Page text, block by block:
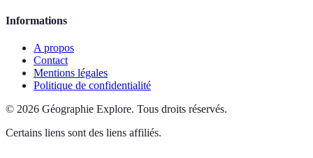
Informations
A propos
Contact
Mentions légales
Politique de confidentialité
© 2026 Géographie Explore. Tous droits réservés.
Certains liens sont des liens affiliés.